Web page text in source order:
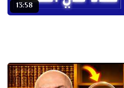
13:58